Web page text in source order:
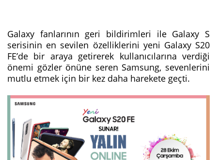
Galaxy fanlarının geri bildirimleri ile Galaxy S
serisinin en sevilen özelliklerini yeni Galaxy S20
FE’de bir araya getirerek kullanıcılarına verdiği
önemi gözler önüne seren Samsung, sevenlerini
mutlu etmek için bir kez daha harekete geçti.